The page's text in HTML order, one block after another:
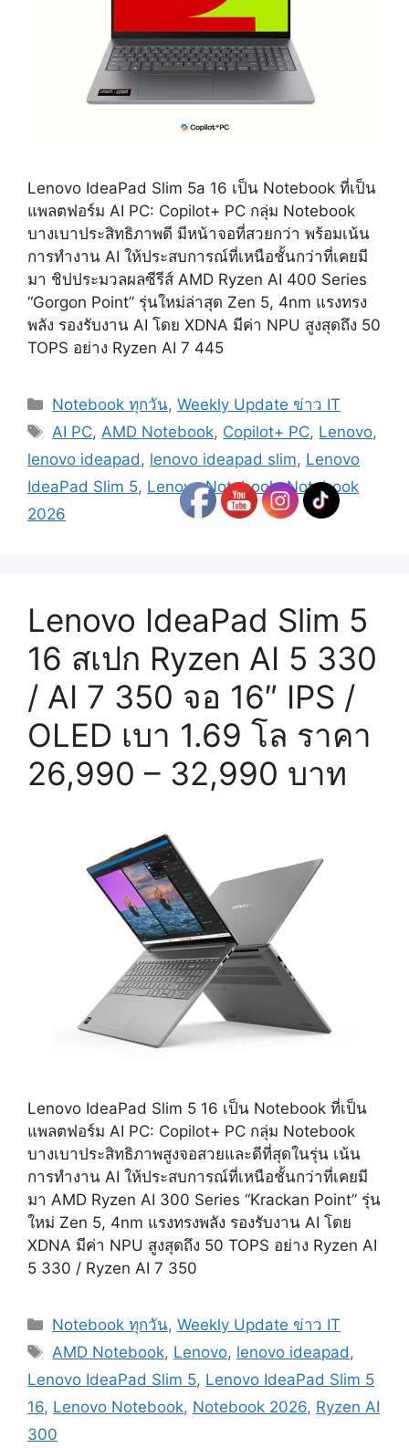
Lenovo IdeaPad Slim 5a 16 เป็น Notebook ที่เป็น
แพลตฟอร์ม AI PC: Copilot+ PC กลุ่ม Notebook
บางเบาประสิทธิภาพดี มีหน้าจอที่สวยกว่า พร้อมเน้น
การทำงาน AI ให้ประสบการณ์ที่เหนือชั้นกว่าที่เคยมี
มา ชิปประมวลผลซีรีส์ AMD Ryzen AI 400 Series
“Gorgon Point” รุ่นใหม่ล่าสุด Zen 5, 4nm แรงทรง
พลัง รองรับงาน AI โดย XDNA มีค่า NPU สูงสุดถึง 50
TOPS อย่าง Ryzen AI 7 445
Categories
Notebook ทุกวัน,Weekly Update ข่าว IT
Tags
AI PC,AMD Notebook, Copilot+ PC, Lenovo,
lenovo ideapad, lenovo ideapad slim, Lenovo
IdeaPad Slim 5, Lenovo Notebook,Notebook
2026
Lenovo IdeaPad Slim 5
16 สเปก Ryzen AI 5 330
/ AI 7 350 จอ 16″ IPS /
OLED เบา 1.69 โล ราคา
26,990 – 32,990 บาท
Lenovo IdeaPad Slim 5 16 เป็น Notebook ที่เป็น
แพลตฟอร์ม AI PC: Copilot+ PC กลุ่ม Notebook
บางเบาประสิทธิภาพสูงจอสวยและดีที่สุดในรุ่น เน้น
การทำงาน AI ให้ประสบการณ์ที่เหนือชั้นกว่าที่เคยมี
มา AMD Ryzen AI 300 Series “Krackan Point” รุ่น
ใหม่ Zen 5, 4nm แรงทรงพลัง รองรับงาน AI โดย
XDNA มีค่า NPU สูงสุดถึง 50 TOPS อย่าง Ryzen AI
5 330 / Ryzen AI 7 350
Categories
Notebook ทุกวัน,Weekly Update ข่าว IT
Tags
AMD Notebook, Lenovo, lenovo ideapad ,
Lenovo IdeaPad Slim 5, Lenovo IdeaPad Slim 5
16, Lenovo Notebook, Notebook 2026, Ryzen AI
300